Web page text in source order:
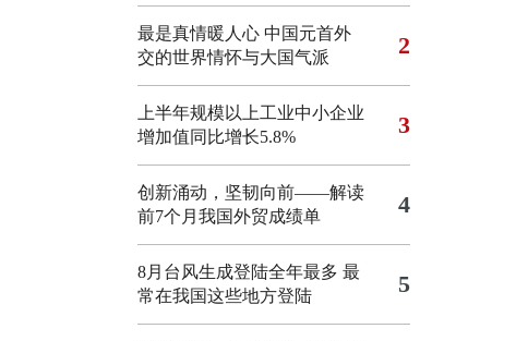
最是真情暖人心 中国元首外
交的世界情怀与大国气派
2
上半年规模以上工业中小企业
增加值同比增长5.8%
3
创新涌动，坚韧向前——解读
前7个月我国外贸成绩单
4
8月台风生成登陆全年最多 最
常在我国这些地方登陆
5